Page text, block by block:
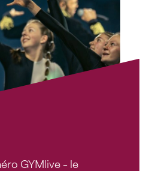
GYMlive – le